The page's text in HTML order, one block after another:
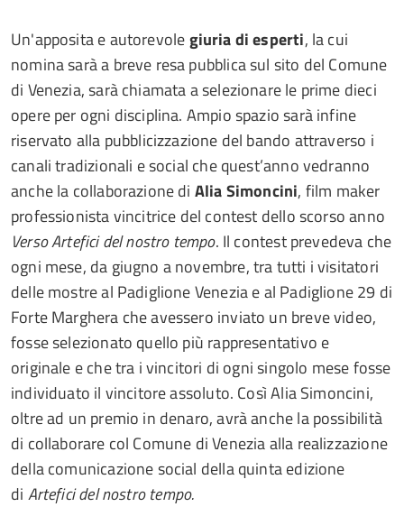
Un'apposita e autorevolegiuria di esperti, la cui
nomina sarà a breve resa pubblica sul sito del Comune
di Venezia, sarà chiamata a selezionare le prime dieci
opere per ogni disciplina. Ampio spazio sarà infine
riservato alla pubblicizzazione del bando attraverso i
canali tradizionali e social che quest’anno vedranno
anche la collaborazione di Alia Simoncini, film maker
professionista vincitrice del contest dello scorso anno
Verso Artefici del nostro tempo. Il contest prevedeva che
ogni mese, da giugno a novembre, tra tutti i visitatori
delle mostre al Padiglione Venezia e al Padiglione 29 di
Forte Marghera che avessero inviato un breve video,
fosse selezionato quello più rappresentativo e
originale e che tra i vincitori di ogni singolo mese fosse
individuato il vincitore assoluto. Così Alia Simoncini,
oltre ad un premio in denaro, avrà anche la possibilità
di collaborare col Comune di Venezia alla realizzazione
della comunicazione social della quinta edizione
di Artefici del nostro tempo.